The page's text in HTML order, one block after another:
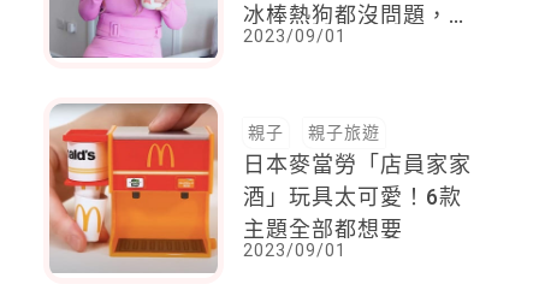
冰棒熱狗都沒問題，全
網爸媽大讚：怎麼現在
2023/09/01
親子 親子旅遊
日本麥當勞「店員家家
酒」玩具太可愛！6款
主題全部都想要
2023/09/01